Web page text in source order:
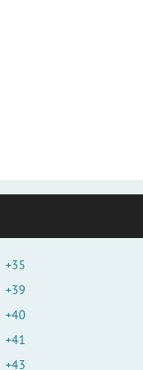
+35
+39
+40
+41
+43